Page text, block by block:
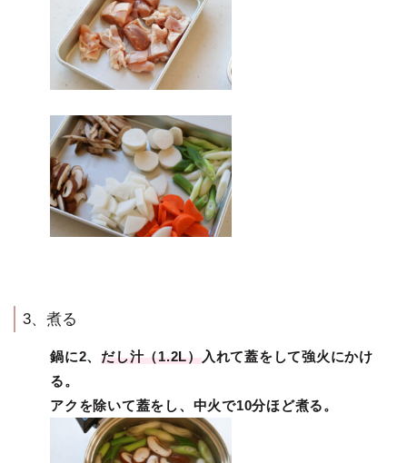
3、煮る
鍋に2、 だし汁（1.2L）
入れて蓋をして強火にかけ
る。
アクを除いて蓋をし、中火で10分ほど煮る。